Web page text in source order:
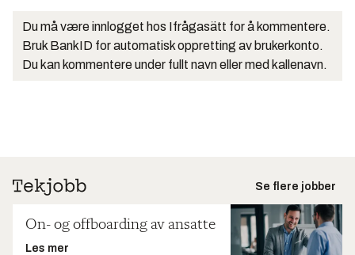
Du må være innlogget hos Ifrågasätt for å kommentere.
Bruk BankID for automatisk oppretting av brukerkonto.
Du kan kommentere under fullt navn eller med kallenavn.
Se flere jobber
On- og offboarding av ansatte
Les mer